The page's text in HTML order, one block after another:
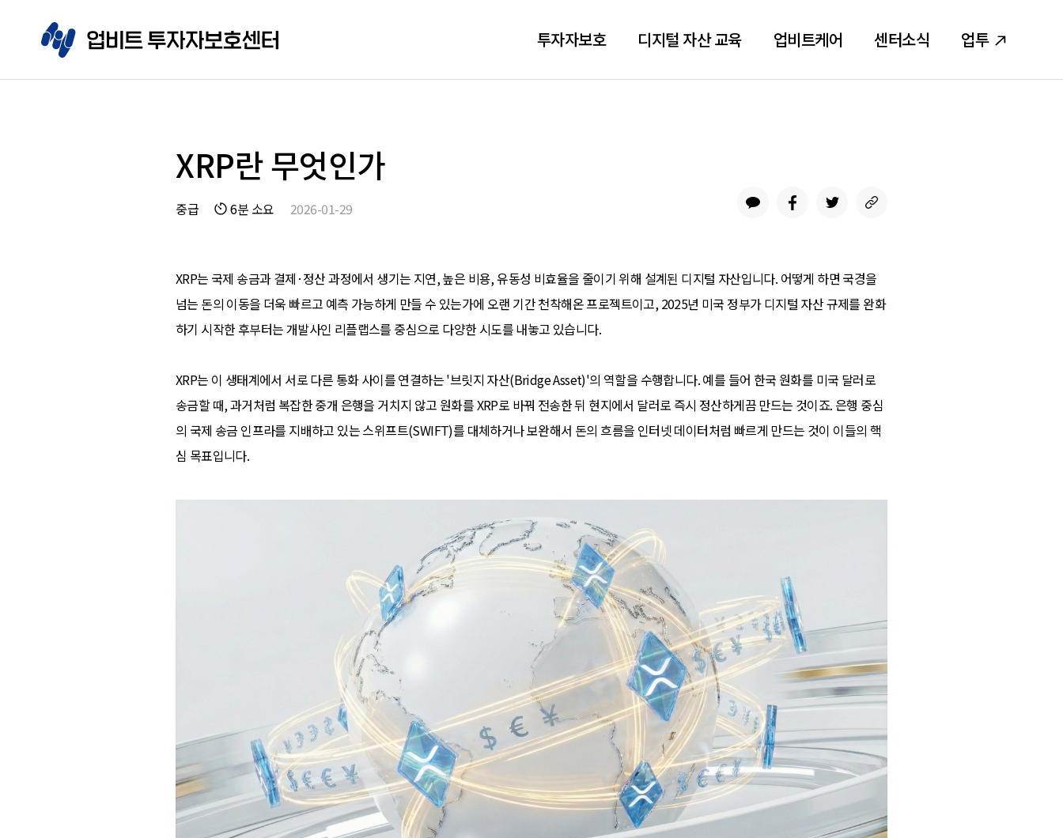
투자자보호 디지털 자산 교육 업비트케어 센터소식 업투
XRP란 무엇인가
중급 6분 소요 2026-01-29
XRP는 국제 송금과 결제·정산 과정에서 생기는 지연, 높은 비용, 유동성 비효율을 줄이기 위해 설계된 디지털 자산입니다. 어떻게 하면 국경을
넘는 돈의 이동을 더욱 빠르고 예측 가능하게 만들 수 있는가에 오랜 기간 천착해온 프로젝트이고, 2025년 미국 정부가 디지털 자산 규제를 완화
하기 시작한 후부터는 개발사인 리플랩스를 중심으로 다양한 시도를 내놓고 있습니다.
XRP는 이 생태계에서 서로 다른 통화 사이를 연결하는 '브릿지 자산(Bridge Asset)'의 역할을 수행합니다. 예를 들어 한국 원화를 미국 달러로
송금할 때, 과거처럼 복잡한 중개 은행을 거치지 않고 원화를 XRP로 바꿔 전송한 뒤 현지에서 달러로 즉시 정산하게끔 만드는 것이죠. 은행 중심
의 국제 송금 인프라를 지배하고 있는 스위프트(SWIFT)를 대체하거나 보완해서 돈의 흐름을 인터넷 데이터처럼 빠르게 만드는 것이 이들의 핵
심 목표입니다.